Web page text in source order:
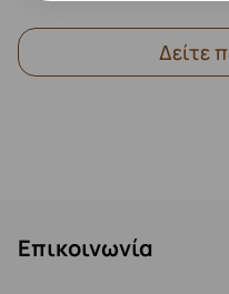
Δείτε
Επικοινωνία